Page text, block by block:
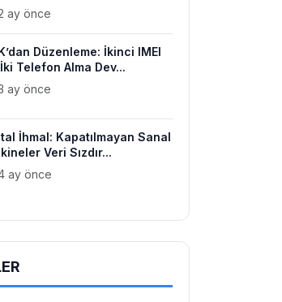
ay önce
Düzenleme: İkinci IMEI
Telefon Alma Dev...
ay önce
İhmal: Kapatılmayan Sanal
Veri Sızdır...
ay önce